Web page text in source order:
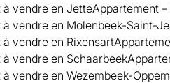
vendre en JetteAppartement
vendre en Molenbeek-Saint-
vendre en Rixensart
vendre en Schaarbeek
vendre en Wezembeek-Oppem